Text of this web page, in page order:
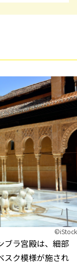
©︎iStock
ブラ宮殿は、細部
スク模様が施され